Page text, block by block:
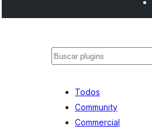
Buscar
Todos
Community
Commercial